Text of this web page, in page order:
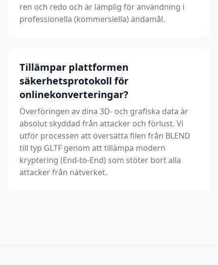
ren och redo och är lämplig för användning i
professionella (kommersiella) ändamål.
Tillämpar plattformen
säkerhetsprotokoll för
onlinekonverteringar?
Överföringen av dina 3D- och grafiska data är
absolut skyddad från attacker och förlust. Vi
utför processen att översätta filen från BLEND
till typ GLTF genom att tillämpa modern
kryptering (End-to-End) som stöter bort alla
attacker från nätverket.